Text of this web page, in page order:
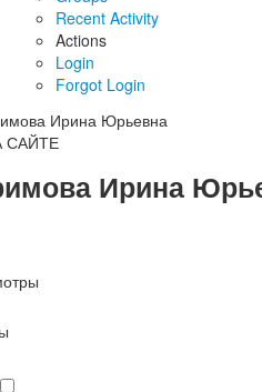
Recent Activity
Actions
Login
Forgot Login
САЙТЕ
Ирина